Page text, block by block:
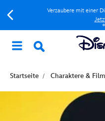
Verzaubere mit einer
Startseite Charaktere &